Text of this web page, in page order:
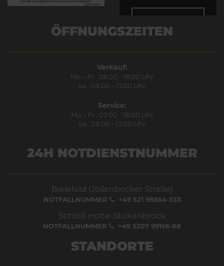
ÖFFNUNGSZEITEN
Verkauf:
Mo. - Fr.: 08.00 - 18.00 Uhr
Sa.: 09.00 - 13.00 Uhr
Service:
Mo. - Fr.: 07.00 - 18.00 Uhr
Sa.: 09.00 - 13.00 Uhr
24H NOTDIENSTNUMMER
Bielefeld (Jöllenbecker Straße)
NOTFALLNUMMER +49 521 98654-333
Schloß Holte-Stukenbrock
NOTFALLNUMMER +49 5207 99166-88
STANDORTE